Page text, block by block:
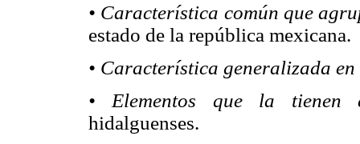
• Característica común que
estado de la república mexicana.
• Característica generalizada
• Elementos que la tienen
hidalguenses.